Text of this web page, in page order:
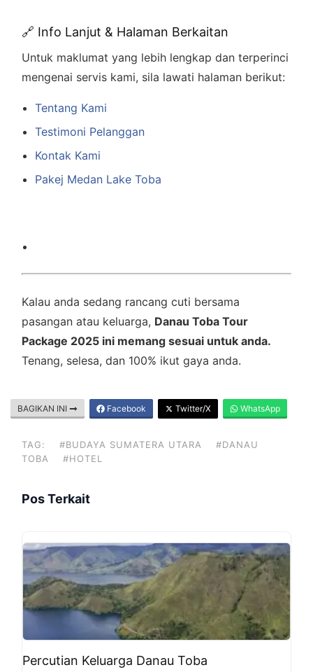
🔗 Info Lanjut & Halaman Berkaitan
Untuk maklumat yang lebih lengkap dan terperinci
mengenai servis kami, sila lawati halaman berikut:
Tentang Kami
Testimoni Pelanggan
Kontak Kami
Pakej Medan Lake Toba
Kalau anda sedang rancang cuti bersama
pasangan atau keluarga, Danau Toba Tour
Package 2025 ini memang sesuai untuk anda.
Tenang, selesa, dan 100% ikut gaya anda.
BAGIKAN INI Facebook Twitter/X WhatsApp
TAG: #BUDAYA SUMATERA UTARA
#DANAU
TOBA
#HOTEL
Pos Terkait
Percutian Keluarga Danau Toba